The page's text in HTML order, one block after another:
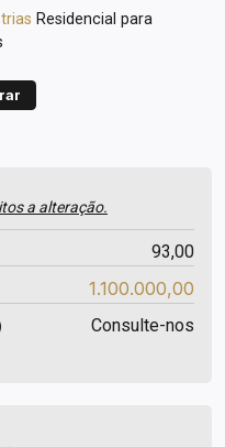
Residencial para
a alteração.
93,00
1.100.000,00
Consulte-nos